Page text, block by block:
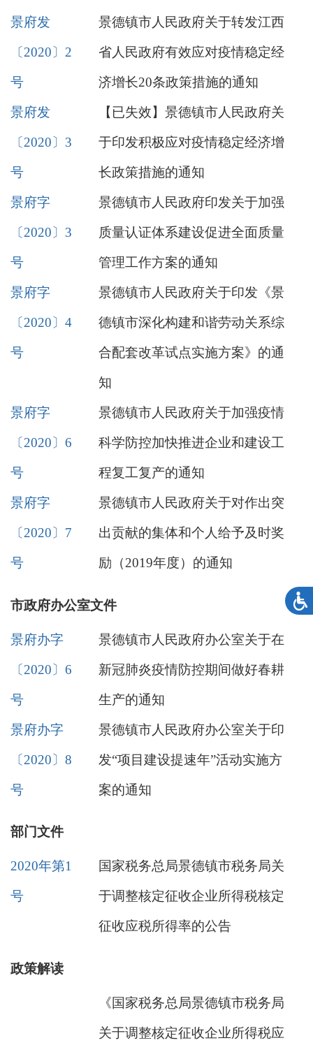
景府发
〔2020〕2
号
景德镇市人民政府关于转发江西
省人民政府有效应对疫情稳定经
济增长20条政策措施的通知
景府发
〔2020〕3
号
【已失效】景德镇市人民政府关
于印发积极应对疫情稳定经济增
长政策措施的通知
景府字
〔2020〕3
号
景德镇市人民政府印发关于加强
质量认证体系建设促进全面质量
管理工作方案的通知
景府字
〔2020〕4
号
景德镇市人民政府关于印发《景
德镇市深化构建和谐劳动关系综
合配套改革试点实施方案》的通
知
景府字
〔2020〕6
号
景德镇市人民政府关于加强疫情
科学防控加快推进企业和建设工
程复工复产的通知
景府字
〔2020〕7
号
景德镇市人民政府关于对作出突
出贡献的集体和个人给予及时奖
励（2019年度）的通知
市政府办公室文件
景府办字
〔2020〕6
号
景德镇市人民政府办公室关于在
新冠肺炎疫情防控期间做好春耕
生产的通知
景府办字
〔2020〕8
号
景德镇市人民政府办公室关于印
发“项目建设提速年”活动实施方
案的通知
部门文件
2020年第1
号
国家税务总局景德镇市税务局关
于调整核定征收企业所得税核定
征收应税所得率的公告
政策解读
《国家税务总局景德镇市税务局
关于调整核定征收企业所得税应